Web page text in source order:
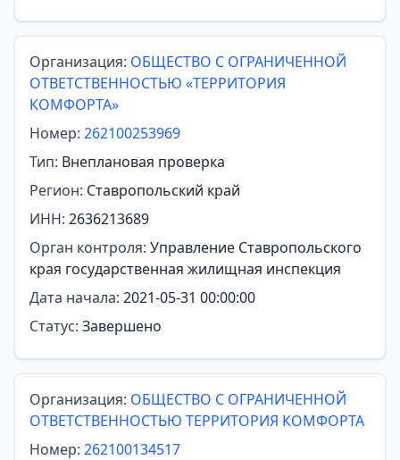
Организация: ОБЩЕСТВО С ОГРАНИЧЕННОЙ
ОТВЕТСТВЕННОСТЬЮ «ТЕРРИТОРИЯ
КОМФОРТА»
Номер: 262100253969
Тип: Внеплановая проверка
Регион: Ставропольский край
ИНН: 2636213689
Орган контроля: Управление Ставропольского
края государственная жилищная инспекция
Дата начала: 2021-05-31 00:00:00
Статус: Завершено
Организация: ОБЩЕСТВО С ОГРАНИЧЕННОЙ
ОТВЕТСТВЕННОСТЬЮ ТЕРРИТОРИЯ КОМФОРТА
Номер: 262100134517